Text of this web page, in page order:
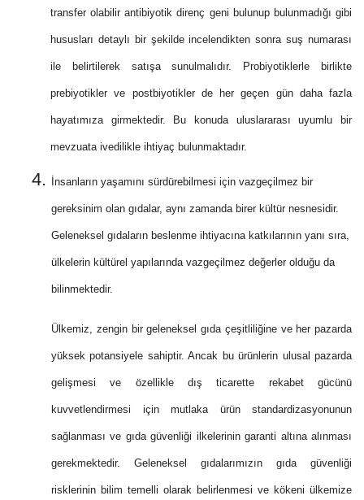
transfer olabilir antibiyotik direnç geni bulunup bulunmadığı gibi
hususları detaylı bir şekilde incelendikten sonra suş numarası
ile belirtilerek satışa sunulmalıdır. Probiyotiklerle birlikte
prebiyotikler ve postbiyotikler de her geçen gün daha fazla
hayatımıza girmektedir. Bu konuda uluslararası uyumlu bir
mevzuata ivedilikle ihtiyaç bulunmaktadır.
İnsanların yaşamını sürdürebilmesi için vazgeçilmez bir
gereksinim olan gıdalar, aynı zamanda birer kültür nesnesidir.
Geleneksel gıdaların beslenme ihtiyacına katkılarının yanı sıra,
ülkelerin kültürel yapılarında vazgeçilmez değerler olduğu da
bilinmektedir.
Ülkemiz, zengin bir geleneksel gıda çeşitliliğine ve her pazarda
yüksek potansiyele sahiptir. Ancak bu ürünlerin ulusal pazarda
gelişmesi ve özellikle dış ticarette rekabet gücünü
kuvvetlendirmesi için mutlaka ürün standardizasyonunun
sağlanması ve gıda güvenliği ilkelerinin garanti altına alınması
gerekmektedir. Geleneksel gıdalarımızın gıda güvenliği
risklerinin bilim temelli olarak belirlenmesi ve kökeni ülkemize